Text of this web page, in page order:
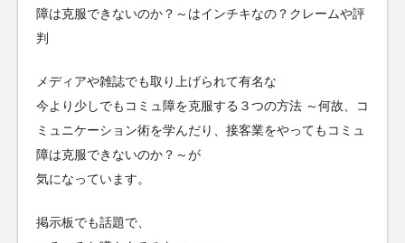
障は克服できないのか？～はインチキなの？クレームや評
判
メディアや雑誌でも取り上げられて有名な
今より少しでもコミュ障を克服する３つの方法 ～何故、コ
ミュニケーション術を学んだり、接客業をやってもコミュ
障は克服できないのか？～が
気になっています。
掲示板でも話題で、